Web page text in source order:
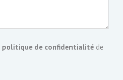
politique de confidentialité de